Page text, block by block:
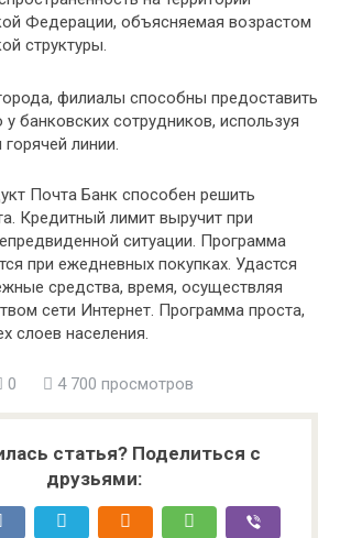
Федерации, объясняемая возрастом
структуры.
филиалы способны предоставить
банковских сотрудников, используя
линии.
Почта Банк способен решить
Кредитный лимит выручит при
ситуации. Программа
при ежедневных покупках. Удастся
средства, время, осуществляя
сети Интернет. Программа проста,
слоев населения.
0 4 700 просмотров
статья? Поделиться с
друзьями: